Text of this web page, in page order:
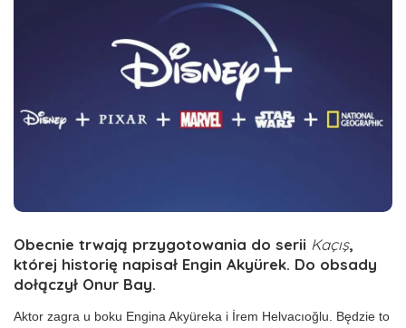
Obecnie trwają przygotowania do serii Kaçış,
której historię napisał Engin Akyürek. Do obsady
dołączył Onur Bay.
Aktor zagra u boku Engina Akyüreka i İrem Helvacıoğlu. Będzie to